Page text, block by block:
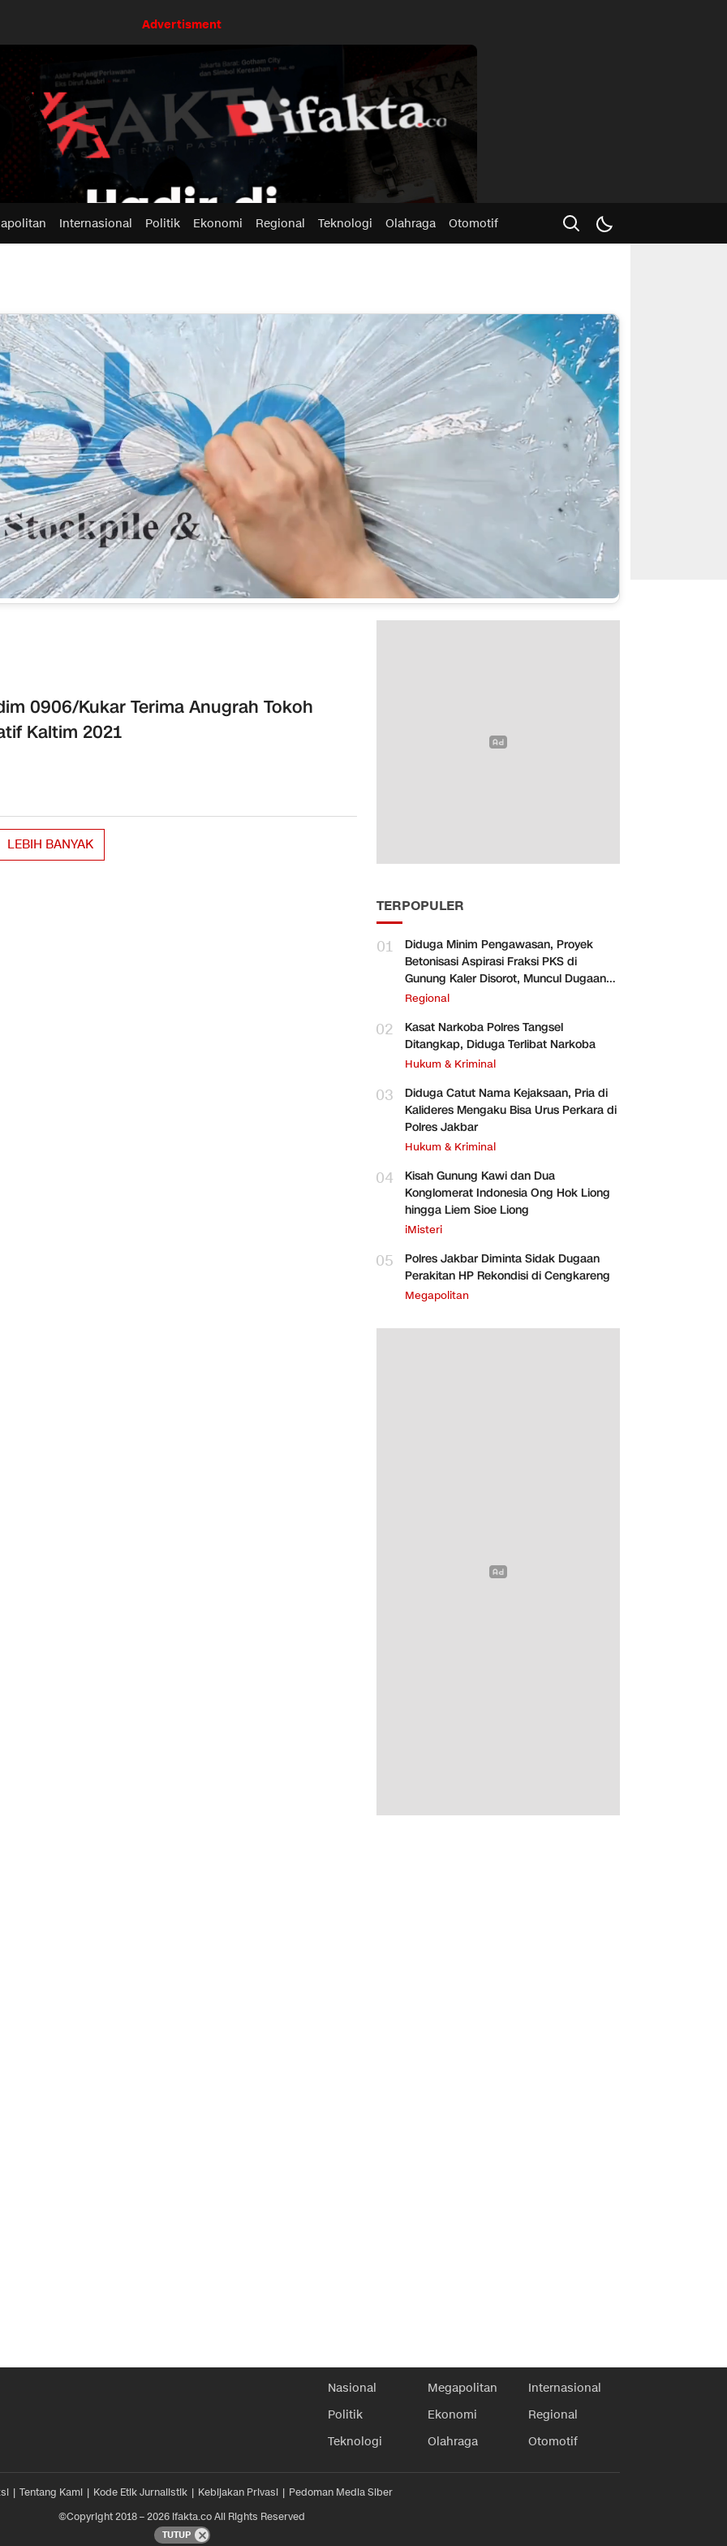
Advertisment
Internasional Politik Ekonomi Regional Teknologi Olahraga Otomotif
0906/Kukar Terima Anugrah Tokoh
Kaltim 2021
LEBIH BANYAK
TERPOPULER
01
Diduga Minim Pengawasan, Proyek
Betonisasi Aspirasi Fraksi PKS di
Gunung Kaler Disorot, Muncul Dugaan
Pengurangan Volume
Regional
02
Kasat Narkoba Polres Tangsel
Ditangkap, Diduga Terlibat Narkoba
Hukum & Kriminal
03
Diduga Catut Nama Kejaksaan, Pria di
Kalideres Mengaku Bisa Urus Perkara di
Polres Jakbar
Hukum & Kriminal
04
Kisah Gunung Kawi dan Dua
Konglomerat Indonesia Ong Hok Liong
hingga Liem Sioe Liong
iMisteri
05
Polres Jakbar Diminta Sidak Dugaan
Perakitan HP Rekondisi di Cengkareng
Megapolitan
Nasional Megapolitan
Internasional
Politik
Ekonomi
Regional
Teknologi
Olahraga Otomotif
Tentang Kami Kode Etik Jurnalistik Kebijakan Privasi
Pedoman Media Siber
©Copyright 2018 – 2026 ifakta.co All Rights Reserved
TUTUP